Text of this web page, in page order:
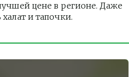
цене в регионе. Даже
халат и тапочки.